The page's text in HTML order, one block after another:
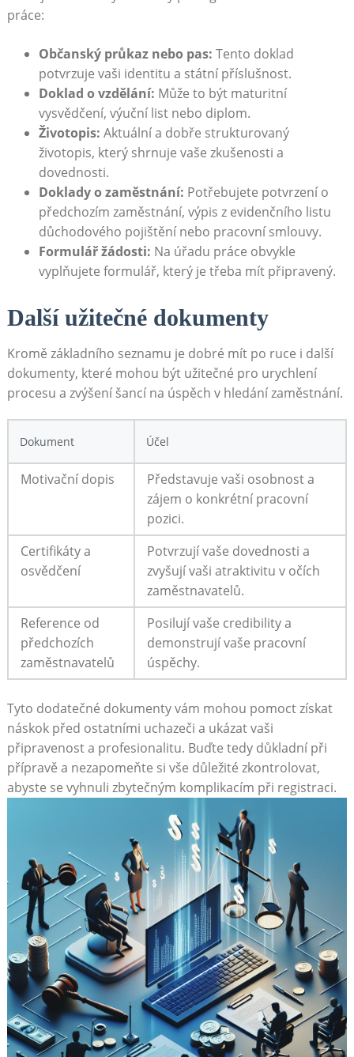
práce:
Občanský‍ průkaz nebo pas: Tento doklad
potvrzuje vaši identitu a‍ státní příslušnost.
Doklad o vzdělání: Může to být maturitní
vysvědčení, výuční list nebo diplom.
Životopis: Aktuální a dobře strukturovaný
životopis, který shrnuje vaše zkušenosti a
dovednosti.
Doklady o zaměstnání: ​Potřebujete potvrzení o
předchozím zaměstnání, výpis z evidenčního‌ listu
důchodového pojištění nebo pracovní smlouvy.
Formulář žádosti: Na úřadu práce obvykle
vyplňujete formulář, který ‌je třeba mít připravený.
Další užitečné dokumenty
Kromě základního seznamu je dobré mít po ruce i další
dokumenty, které​ mohou být užitečné pro ⁤urychlení
procesu a⁢ zvýšení⁢ šancí na úspěch v hledání zaměstnání.
Dokument Účel
Motivační dopis
Představuje vaši osobnost a
zájem o konkrétní pracovní
pozici.
Certifikáty a
osvědčení
Potvrzují vaše dovednosti a
zvyšují vaši​ atraktivitu v očích
zaměstnavatelů.
Reference od
předchozích
zaměstnavatelů
Posilují vaše credibility a
demonstrují vaše pracovní
úspěchy.
Tyto dodatečné dokumenty vám mohou ⁣pomoct získat
náskok před ostatními uchazeči a ⁣ukázat vaši
připravenost a ⁤profesionalitu. Buďte tedy důkladní při
přípravě a nezapomeňte si vše důležité zkontrolovat,​
abyste se vyhnuli zbytečným komplikacím při registraci.